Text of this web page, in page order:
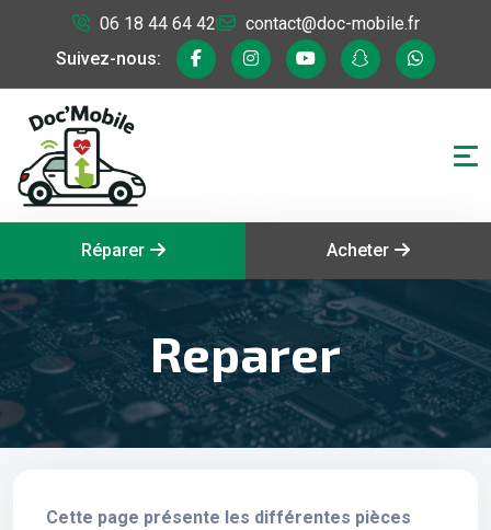
Suivez-nous:
06 18 44 64 42 contact@doc-mobile.fr
Réparer Acheter
Reparer
Cette page présente les différentes pièces